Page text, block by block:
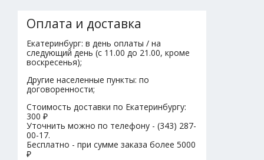
Оплата и доставка
Екатеринбург: в день оплаты / на
следующий день (с 11.00 до 21.00, кроме
воскресенья);
Другие населенные пункты: по
договоренности;
Стоимость доставки по Екатеринбургу:
300 ₽
Уточнить можно по телефону - (343) 287-
00-17.
Бесплатно - при сумме заказа более 5000
₽